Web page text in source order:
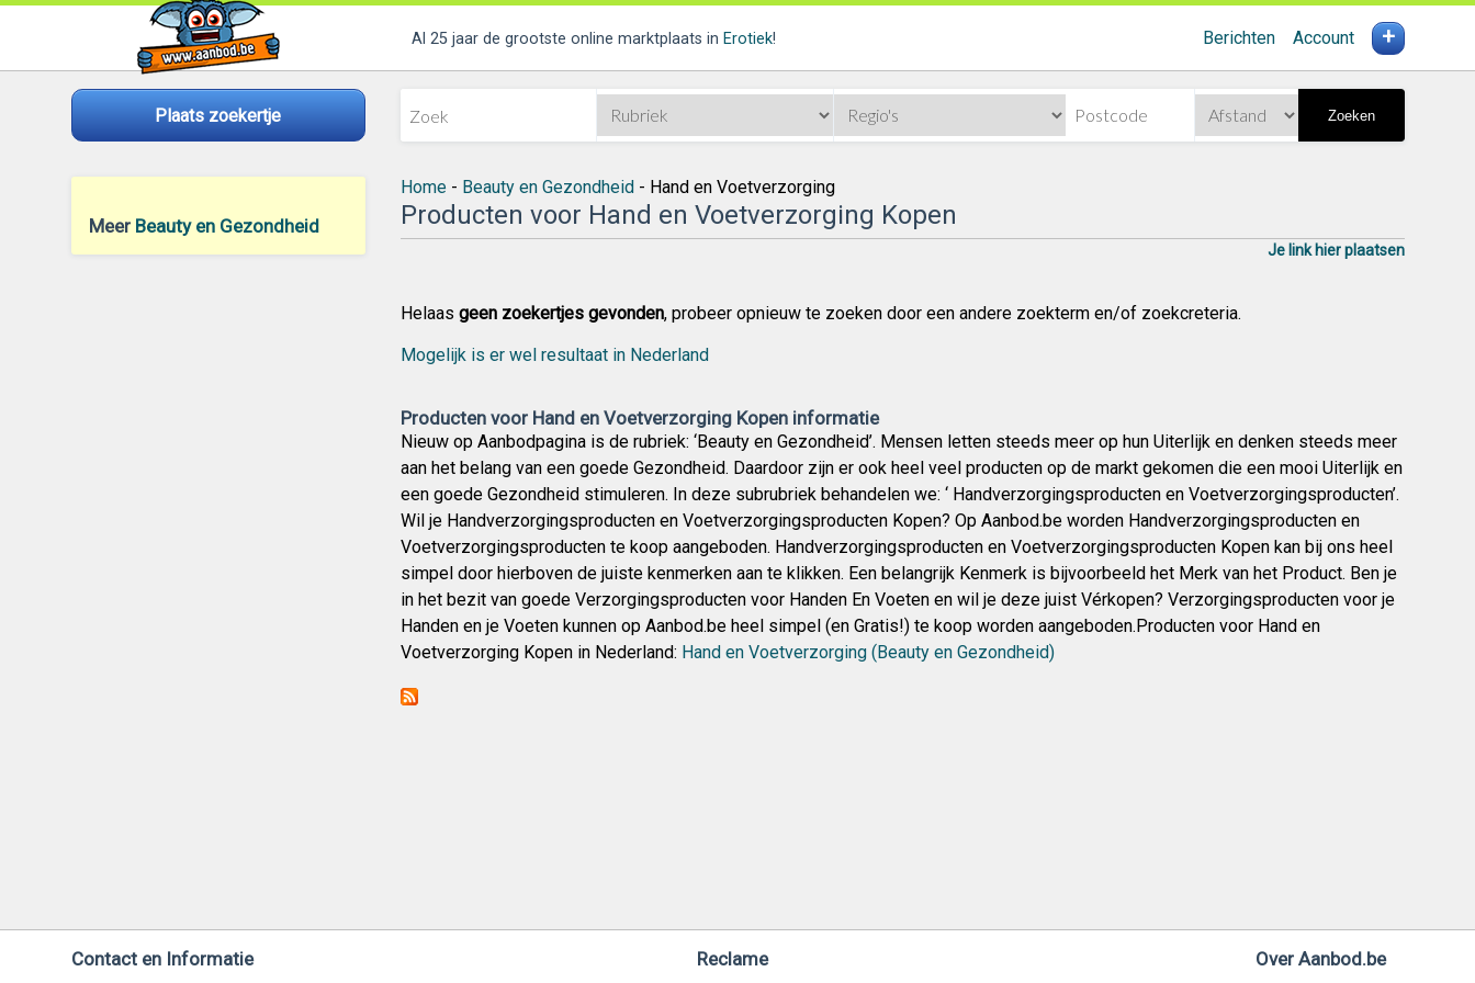
Al 25 jaar de grootste online marktplaats in Erotiek! Berichten Account +
Plaats zoekertje Zoeken
Meer Beauty en Gezondheid
Home- Beauty en Gezondheid- Hand en Voetverzorging
Producten voor Hand en Voetverzorging Kopen
Je link hier plaatsen
Helaas geen zoekertjes gevonden, probeer opnieuw te zoeken door een andere zoekterm en/of zoekcreteria.
Mogelijk is er wel resultaat in Nederland
Producten voor Hand en Voetverzorging Kopen informatie
Nieuw op Aanbodpagina is de rubriek: ‘Beauty en Gezondheid’. Mensen letten steeds meer op hun Uiterlijk en denken steeds meer
aan het belang van een goede Gezondheid. Daardoor zijn er ook heel veel producten op de markt gekomen die een mooi Uiterlijk en
een goede Gezondheid stimuleren. In deze subrubriek behandelen we: ‘ Handverzorgingsproducten en Voetverzorgingsproducten’.
Wil je Handverzorgingsproducten en Voetverzorgingsproducten Kopen? Op Aanbod.be worden Handverzorgingsproducten en
Voetverzorgingsproducten te koop aangeboden. Handverzorgingsproducten en Voetverzorgingsproducten Kopen kan bij ons heel
simpel door hierboven de juiste kenmerken aan te klikken. Een belangrijk Kenmerk is bijvoorbeeld het Merk van het Product. Ben je
in het bezit van goede Verzorgingsproducten voor Handen En Voeten en wil je deze juist Vérkopen? Verzorgingsproducten voor je
Handen en je Voeten kunnen op Aanbod.be heel simpel (en Gratis!) te koop worden aangeboden.Producten voor Hand en
Voetverzorging Kopen in Nederland: Hand en Voetverzorging (Beauty en Gezondheid)
Contact en Informatie Reclame Over Aanbod.be